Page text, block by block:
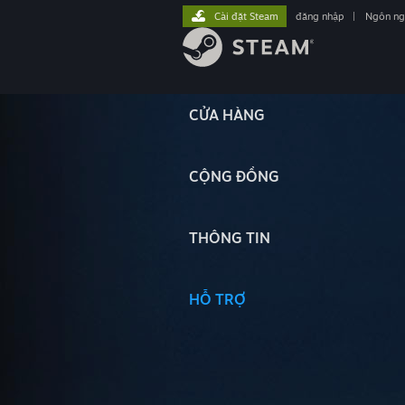
CỬA HÀNG
CỘNG ĐỒNG
THÔNG TIN
HỖ TRỢ
Cài đặt Steam đăng nhập Ngôn